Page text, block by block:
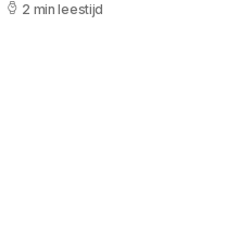
2 min leestijd